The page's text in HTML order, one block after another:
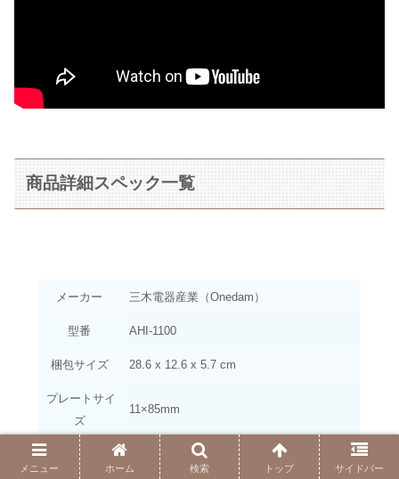
商品詳細スペック一覧
メーカー ‎三木電器産業（Onedam）
型番 ‎AHI-1100
梱包サイズ ‎28.6 x 12.6 x 5.7 cm
プレートサイ
ズ
‎11×85mm
設定温度 ‎60〜200℃（無段階調節）
メニュー ホーム 検索 トップ サイドバー